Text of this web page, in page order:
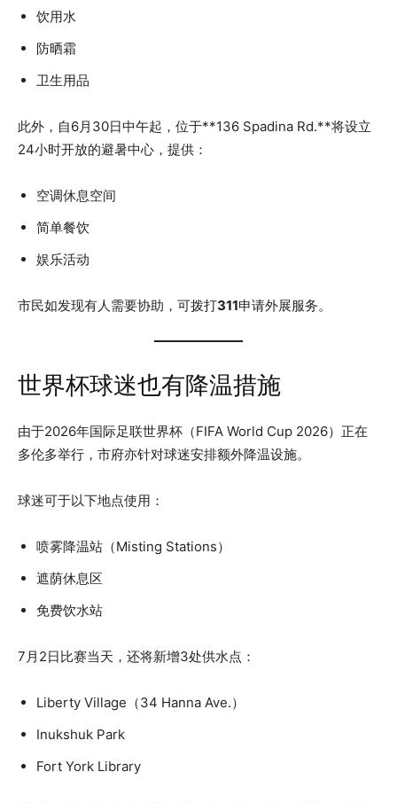
饮用水
防晒霜
卫生用品
此外，自6月30日中午起，位于**136 Spadina Rd.**将设立
24小时开放的避暑中心，提供：
空调休息空间
简单餐饮
娱乐活动
市民如发现有人需要协助，可拨打311申请外展服务。
世界杯球迷也有降温措施
由于2026年国际足联世界杯（FIFA World Cup 2026）正在
多伦多举行，市府亦针对球迷安排额外降温设施。
球迷可于以下地点使用：
喷雾降温站（Misting Stations）
遮荫休息区
免费饮水站
7月2日比赛当天，还将新增3处供水点：
Liberty Village（34 Hanna Ave.）
Inukshuk Park
Fort York Library